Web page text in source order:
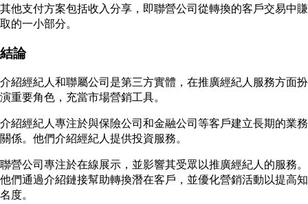
其他支付方案包括收入分享，即聯營公司從轉換的客戶交易中賺
取的一小部分。
結論
介紹經紀人和聯屬公司是第三方實體，在推廣經紀人服務方面扮
演重要角色，充當市場營銷工具。
介紹經紀人專注於與保險公司和金融公司等客戶建立長期的業務
關係。他們介紹經紀人提供投資服務。
聯營公司專注於在線展示，並影響其受眾以推廣經紀人的服務。
他們通過介紹鏈接幫助轉換潛在客戶，並優化營銷活動以提高知
名度。